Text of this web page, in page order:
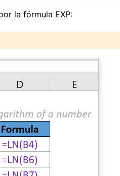
la fórmula EXP: